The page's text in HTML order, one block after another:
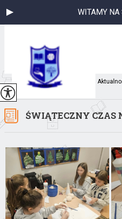
WITAMY NA
Jesteś tutaj:
ŚWIĄTECZNY CZAS